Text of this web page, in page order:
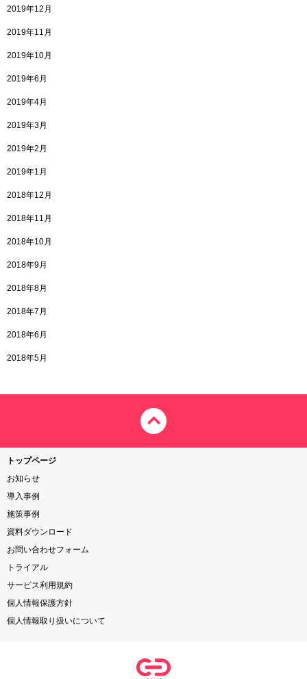
2019年12月
2019年11月
2019年10月
2019年6月
2019年4月
2019年3月
2019年2月
2019年1月
2018年12月
2018年11月
2018年10月
2018年9月
2018年8月
2018年7月
2018年6月
2018年5月
トップページ
お知らせ
導入事例
施策事例
資料ダウンロード
お問い合わせフォーム
トライアル
サービス利用規約
個人情報保護方針
個人情報取り扱いについて